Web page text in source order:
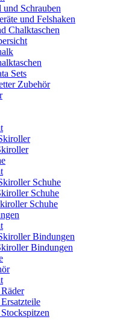
Schrauben
und Felshaken
Chalktaschen
Sets
Zubehör
Schuhe
Schuhe
Schuhe
Bindungen
Bindungen